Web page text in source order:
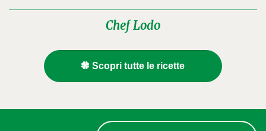
Chef Lodo
Scopri tutte le ricette